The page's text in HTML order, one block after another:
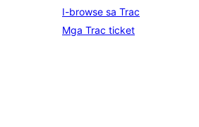
I-browse sa Trac
Mga Trac ticket